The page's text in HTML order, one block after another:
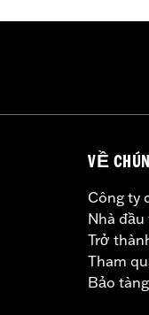
VỀ
Công ty
Nhà
Trở
Tham
Bảo tàng